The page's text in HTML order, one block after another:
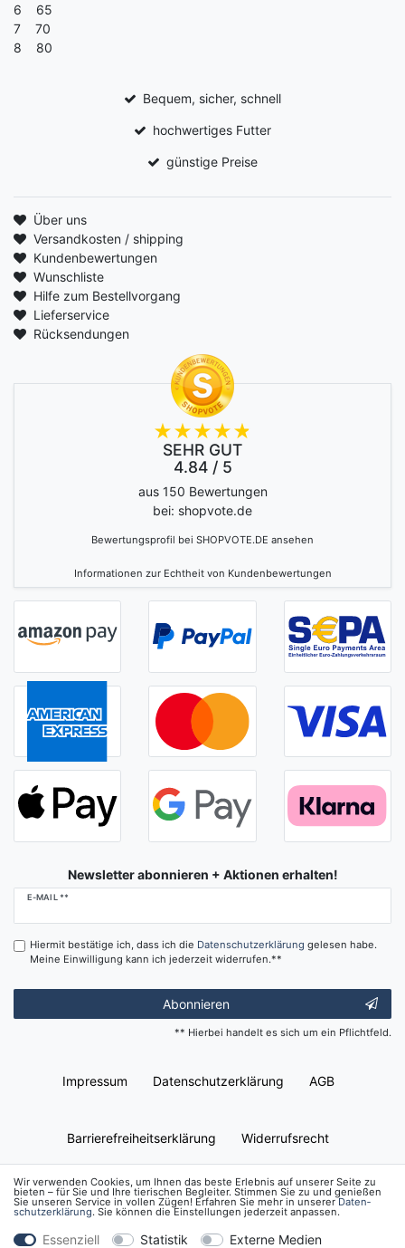
6 65
7 70
8 80
Bequem, sicher, schnell
hochwertiges Futter
günstige Preise
Über uns
Versandkosten / shipping
Kundenbewertungen
Wunschliste
Hilfe zum Bestellvorgang
Lieferservice
Rücksendungen
SEHR GUT
4.84 / 5
aus 150 Bewertungen
bei: shopvote.de
Bewertungsprofil bei SHOPVOTE.DE ansehen
Informationen zur Echtheit von Kundenbewertungen
Newsletter abonnieren + Aktionen erhalten!
E-MAIL **
Newsletter
Hiermit bestätige ich, dass ich die Daten­schutz­erklärung gelesen habe.
Meine Einwilligung kann ich jederzeit widerrufen.**
Abonnieren
** Hierbei handelt es sich um ein Pflichtfeld.
Impressum Daten­schutz­erklärung AGB
Barrierefreiheitserklärung Widerrufs­recht
Vertrag widerrufen Kontakt
Wir verwenden Cookies, um Ihnen das beste Erlebnis auf unserer Seite zu
bieten – für Sie und Ihre tierischen Begleiter. Stimmen Sie zu und genießen
Sie unseren Service in vollen Zügen! Erfahren Sie mehr in unsererDaten­
schutz­erklärung. Sie können die Einstellungen jederzeit anpassen.
Essenziell Statistik Externe Medien